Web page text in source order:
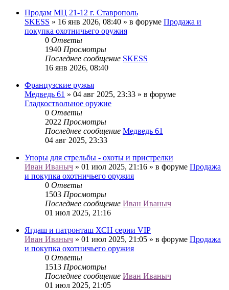
Продам МЦ 21-12 г. Ставрополь
SKESS » 16 янв 2026, 08:40 » в форуме Продажа и
покупка охотничьего оружия
0 Ответы
1940 Просмотры
Последнее сообщение SKESS
16 янв 2026, 08:40
Французские ружья
Медведь 61 » 04 авг 2025, 23:33 » в форуме
Гладкоствольное оружие
0 Ответы
2022 Просмотры
Последнее сообщение Медведь 61
04 авг 2025, 23:33
Упоры для стрельбы - охоты и пристрелки
Иван Иваныч » 01 июл 2025, 21:16 » в форуме Продажа
и покупка охотничьего оружия
0 Ответы
1503 Просмотры
Последнее сообщение Иван Иваныч
01 июл 2025, 21:16
Ягдаш и патронташ ХСН серии VIP
Иван Иваныч » 01 июл 2025, 21:05 » в форуме Продажа
и покупка охотничьего оружия
0 Ответы
1513 Просмотры
Последнее сообщение Иван Иваныч
01 июл 2025, 21:05